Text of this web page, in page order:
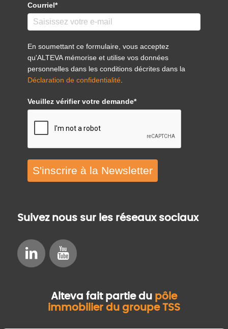
Courriel*
En soumettant ce formulaire, vous acceptez
qu'ALTEVA mémorise et utilise vos données
personnelles dans les conditions décrites dans la
Déclaration de confidentialité
Veuillez vérifier votre demande*
S'inscrire à la Newsletter
Suivez nous sur les réseaux sociaux
Alteva fait partie du pôle
immobilier du groupe TSS